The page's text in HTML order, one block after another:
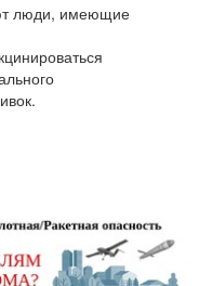
люди, имеющие